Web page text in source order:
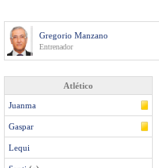
Gregorio Manzano
Entrenador
Atlético
Juanma
Gaspar
Lequi